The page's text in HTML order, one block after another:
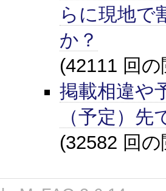
らに現地で
か？
(42111 回
掲載相違や
（予定）
(32582 回